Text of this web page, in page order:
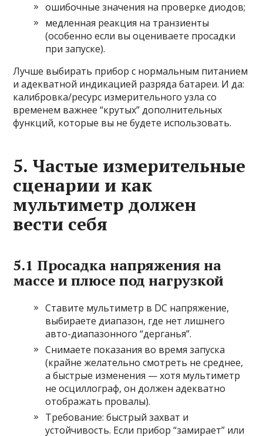
ошибочные значения на проверке диодов;
медленная реакция на транзиенты
(особенно если вы оцениваете просадки
при запуске).
Лучше выбирать прибор с нормальным питанием
и адекватной индикацией разряда батареи. И да:
калибровка/ресурс измерительного узла со
временем важнее “крутых” дополнительных
функций, которые вы не будете использовать.
5. Частые измерительные
сценарии и как
мультиметр должен
вести себя
5.1 Просадка напряжения на
массе и плюсе под нагрузкой
Ставите мультиметр в DC напряжение,
выбираете диапазон, где нет лишнего
авто-диапазонного “дерганья”.
Снимаете показания во время запуска
(крайне желательно смотреть не среднее,
а быстрые изменения — хотя мультиметр
не осциллограф, он должен адекватно
отображать провалы).
Требование: быстрый захват и
устойчивость. Если прибор “замирает” или